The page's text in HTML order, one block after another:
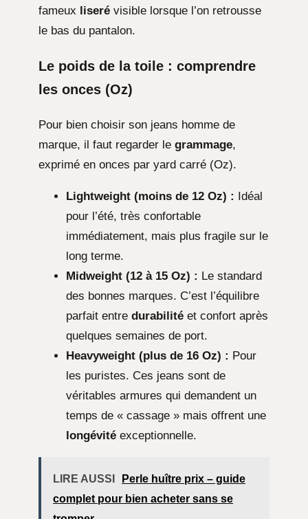
fameux liseré visible lorsque l’on retrousse
le bas du pantalon.
Le poids de la toile : comprendre
les onces (Oz)
Pour bien choisir son jeans homme de
marque, il faut regarder le grammage,
exprimé en onces par yard carré (Oz).
Lightweight (moins de 12 Oz) : Idéal
pour l’été, très confortable
immédiatement, mais plus fragile sur le
long terme.
Midweight (12 à 15 Oz) : Le standard
des bonnes marques. C’est l’équilibre
parfait entre durabilité et confort après
quelques semaines de port.
Heavyweight (plus de 16 Oz) : Pour
les puristes. Ces jeans sont de
véritables armures qui demandent un
temps de « cassage » mais offrent une
longévité exceptionnelle.
LIRE AUSSI
Perle huître prix – guide
complet pour bien acheter sans se